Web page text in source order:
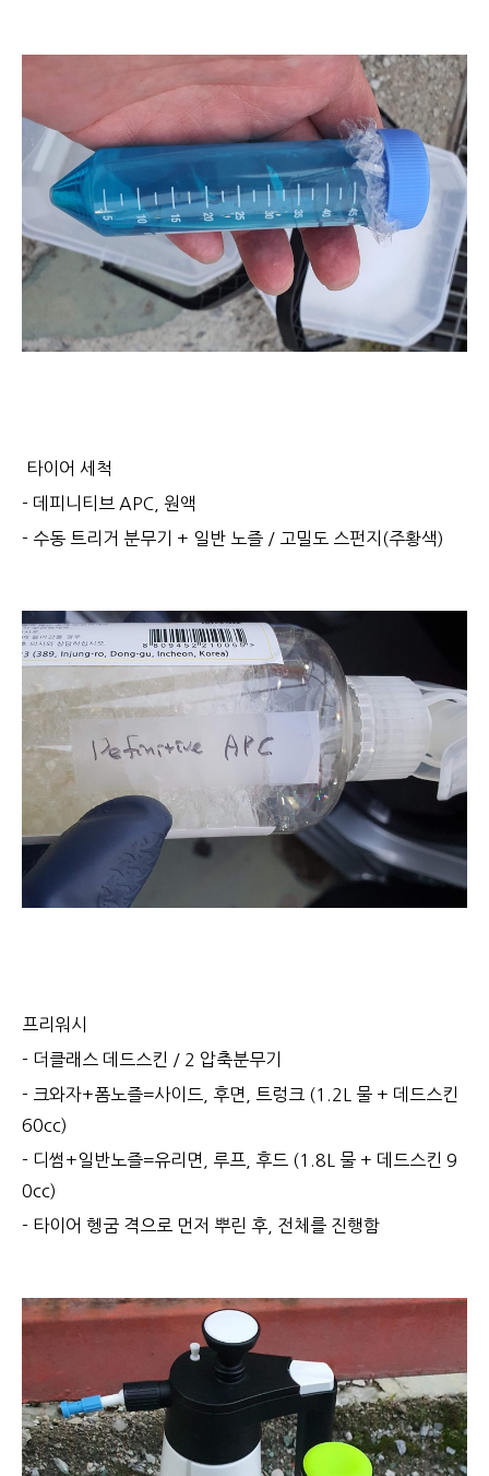
타이어 세척
- 데피니티브 APC, 원액
- 수동 트리거 분무기 + 일반 노즐 / 고밀도 스펀지(주황색)
프리워시
- 더클래스 데드스킨 / 2 압축분무기
- 크와자+폼노즐=사이드, 후면, 트렁크 (1.2L 물 + 데드스킨
60cc)
- 디썸+일반노즐=유리면, 루프, 후드 (1.8L 물 + 데드스킨 9
0cc)
- 타이어 헹굼 격으로 먼저 뿌린 후, 전체를 진행함